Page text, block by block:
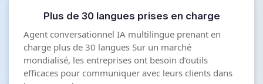
Plus de 30 langues prises en charge
Agent conversationnel IA multilingue prenant en
charge plus de 30 langues Sur un marché
mondialisé, les entreprises ont besoin d’outils
efficaces pour communiquer avec leurs clients dans